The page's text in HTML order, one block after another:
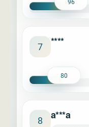
7 ****
80
8 a***a